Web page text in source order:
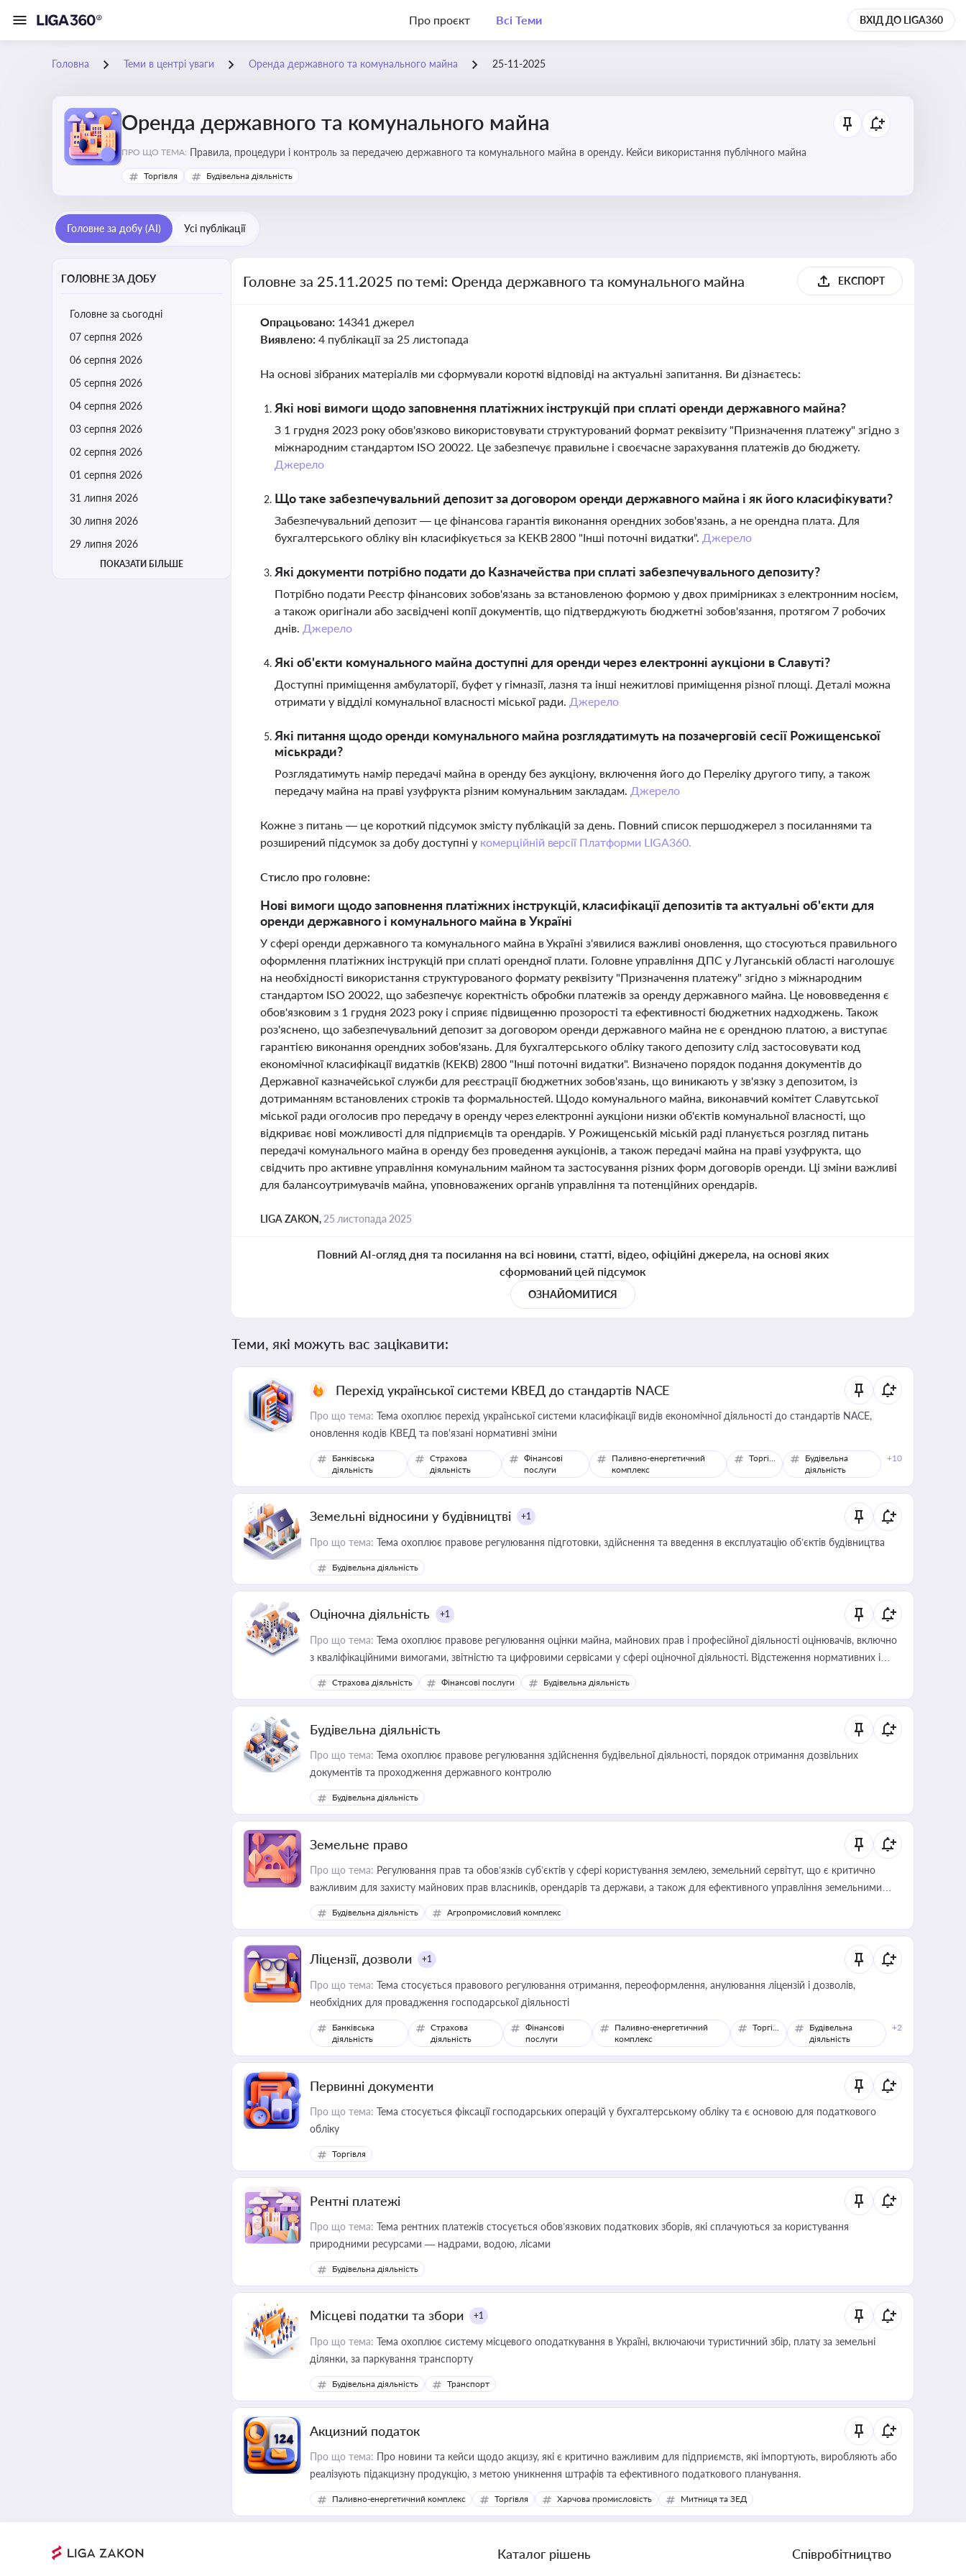
Про проєкт Всі Теми ВХІД ДО LIGA360
Головна Теми в центрі уваги Оренда державного та комунального майна 25-11-2025
Оренда державного та комунального майна
ПРО ЩО ТЕМА: Правила, процедури і контроль за передачею державного та комунального майна в оренду. Кейси використання публічного майна
Торгівля Будівельна діяльність
Головне за добу (AI) Усі публікації
ГОЛОВНЕ ЗА ДОБУ
Головне за сьогодні
07 серпня 2026
06 серпня 2026
05 серпня 2026
04 серпня 2026
03 серпня 2026
02 серпня 2026
01 серпня 2026
31 липня 2026
30 липня 2026
29 липня 2026
ПОКАЗАТИ БІЛЬШЕ
Головне за 25.11.2025 по темі: Оренда державного та комунального майна ЕКСПОРТ
Опрацьовано: 14341 джерел
Виявлено: 4 публікації за 25 листопада
На основі зібраних матеріалів ми сформували короткі відповіді на актуальні запитання. Ви дізнаєтесь:
Які нові вимоги щодо заповнення платіжних інструкцій при сплаті оренди державного майна?
З 1 грудня 2023 року обов'язково використовувати структурований формат реквізиту "Призначення платежу" згідно з
міжнародним стандартом ISO 20022. Це забезпечує правильне і своєчасне зарахування платежів до бюджету.
Джерело
Що таке забезпечувальний депозит за договором оренди державного майна і як його класифікувати?
Забезпечувальний депозит — це фінансова гарантія виконання орендних зобов'язань, а не орендна плата. Для
бухгалтерського обліку він класифікується за КЕКВ 2800 "Інші поточні видатки". Джерело
Які документи потрібно подати до Казначейства при сплаті забезпечувального депозиту?
Потрібно подати Реєстр фінансових зобов'язань за встановленою формою у двох примірниках з електронним носієм,
а також оригінали або засвідчені копії документів, що підтверджують бюджетні зобов'язання, протягом 7 робочих
днів. Джерело
Які об'єкти комунального майна доступні для оренди через електронні аукціони в Славуті?
Доступні приміщення амбулаторії, буфет у гімназії, лазня та інші нежитлові приміщення різної площі. Деталі можна
отримати у відділі комунальної власності міської ради. Джерело
Які питання щодо оренди комунального майна розглядатимуть на позачерговій сесії Рожищенської
міськради?
Розглядатимуть намір передачі майна в оренду без аукціону, включення його до Переліку другого типу, а також
передачу майна на праві узуфрукта різним комунальним закладам. Джерело
Кожне з питань — це короткий підсумок змісту публікацій за день. Повний список першоджерел з посиланнями та
розширений підсумок за добу доступні у комерційній версії Платформи LIGA360.
Стисло про головне:
Нові вимоги щодо заповнення платіжних інструкцій, класифікації депозитів та актуальні об'єкти для
оренди державного і комунального майна в Україні
У сфері оренди державного та комунального майна в Україні з'явилися важливі оновлення, що стосуються правильного
оформлення платіжних інструкцій при сплаті орендної плати. Головне управління ДПС у Луганській області наголошує
на необхідності використання структурованого формату реквізиту "Призначення платежу" згідно з міжнародним
стандартом ISO 20022, що забезпечує коректність обробки платежів за оренду державного майна. Це нововведення є
обов'язковим з 1 грудня 2023 року і сприяє підвищенню прозорості та ефективності бюджетних надходжень. Також
роз'яснено, що забезпечувальний депозит за договором оренди державного майна не є орендною платою, а виступає
гарантією виконання орендних зобов'язань. Для бухгалтерського обліку такого депозиту слід застосовувати код
економічної класифікації видатків (КЕКВ) 2800 "Інші поточні видатки". Визначено порядок подання документів до
Державної казначейської служби для реєстрації бюджетних зобов'язань, що виникають у зв'язку з депозитом, із
дотриманням встановлених строків та формальностей. Щодо комунального майна, виконавчий комітет Славутської
міської ради оголосив про передачу в оренду через електронні аукціони низки об'єктів комунальної власності, що
відкриває нові можливості для підприємців та орендарів. У Рожищенській міській раді планується розгляд питань
передачі комунального майна в оренду без проведення аукціонів, а також передачі майна на праві узуфрукта, що
свідчить про активне управління комунальним майном та застосування різних форм договорів оренди. Ці зміни важливі
для балансоутримувачів майна, уповноважених органів управління та потенційних орендарів.
LIGA ZAKON, 25 листопада 2025
Повний AI-огляд дня та посилання на всі новини, статті, відео, офіційні джерела, на основі яких
сформований цей підсумок
ОЗНАЙОМИТИСЯ
Теми, які можуть вас зацікавити:
Перехід української системи КВЕД до стандартів NACE
Про що тема: Тема охоплює перехід української системи класифікації видів економічної діяльності до стандартів NACE,
оновлення кодів КВЕД та пов'язані нормативні зміни
Банківська
діяльність
Страхова
діяльність
Фінансові
послуги
Паливно-енергетичний
комплекс
Торгівля
Будівельна
діяльність
+10
Земельні відносини у будівництві +1
Про що тема: Тема охоплює правове регулювання підготовки, здійснення та введення в експлуатацію об’єктів будівництва
Будівельна діяльність
Оціночна діяльність +1
Про що тема: Тема охоплює правове регулювання оцінки майна, майнових прав і професійної діяльності оцінювачів, включно
з кваліфікаційними вимогами, звітністю та цифровими сервісами у сфері оціночної діяльності. Відстеження нормативних і
медійних змін у цій сфері корисне для власника бізнесу, керівника, юриста або бухгалтера під час оподаткування,
приватизації, оренди державного майна, корпоративних угод і перевірки статусу суб'єктів оціночної діяльності
Страхова діяльність Фінансові послуги Будівельна діяльність
Будівельна діяльність
Про що тема: Тема охоплює правове регулювання здійснення будівельної діяльності, порядок отримання дозвільних
документів та проходження державного контролю
Будівельна діяльність
Земельне право
Про що тема: Регулювання прав та обов’язків суб’єктів у сфері користування землею, земельний сервітут, що є критично
важливим для захисту майнових прав власників, орендарів та держави, а також для ефективного управління земельними
ресурсами
Будівельна діяльність Агропромисловий комплекс
Ліцензії, дозволи +1
Про що тема: Тема стосується правового регулювання отримання, переоформлення, анулювання ліцензій і дозволів,
необхідних для провадження господарської діяльності
Банківська
діяльність
Страхова
діяльність
Фінансові
послуги
Паливно-енергетичний
комплекс
Торгівля
Будівельна
діяльність
+2
Первинні документи
Про що тема: Тема стосується фіксації господарських операцій у бухгалтерському обліку та є основою для податкового
обліку
Торгівля
Рентні платежі
Про що тема: Тема рентних платежів стосується обов’язкових податкових зборів, які сплачуються за користування
природними ресурсами — надрами, водою, лісами
Будівельна діяльність
Місцеві податки та збори +1
Про що тема: Тема охоплює систему місцевого оподаткування в Україні, включаючи туристичний збір, плату за земельні
ділянки, за паркування транспорту
Будівельна діяльність Транспорт
Акцизний податок
Про що тема: Про новини та кейси щодо акцизу, які є критично важливим для підприємств, які імпортують, виробляють або
реалізують підакцизну продукцію, з метою уникнення штрафів та ефективного податкового планування.
Паливно-енергетичний комплекс Торгівля Харчова промисловість Митниця та ЗЕД
Каталог рішень Співробітництво